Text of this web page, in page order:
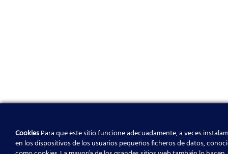
CookiesPara que este sitio funcione adecuadamente, a veces
en los dispositivos de los usuarios pequeños ficheros de datos,